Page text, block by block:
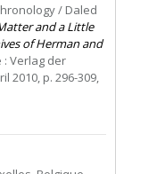
/ Daled
and a Little
of Herman and
: Verlag der
2010, p. 296-309,